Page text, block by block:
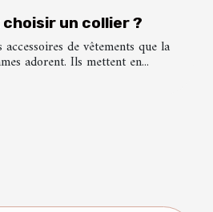
un collier ?
de vêtements que la
adorent. Ils mettent en...